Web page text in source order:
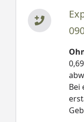
Bei